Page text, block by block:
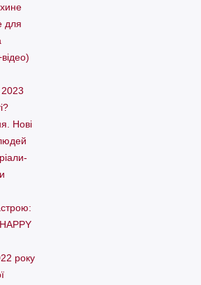
для
Нові
року